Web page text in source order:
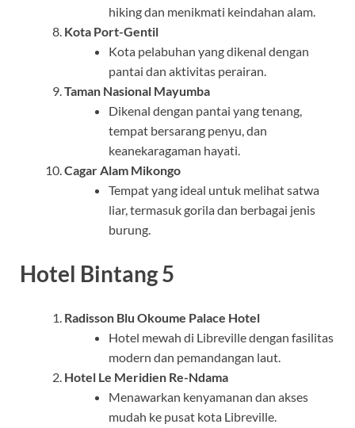
hiking dan menikmati keindahan alam.
Kota Port-Gentil
Kota pelabuhan yang dikenal dengan
pantai dan aktivitas perairan.
Taman Nasional Mayumba
Dikenal dengan pantai yang tenang,
tempat bersarang penyu, dan
keanekaragaman hayati.
Cagar Alam Mikongo
Tempat yang ideal untuk melihat satwa
liar, termasuk gorila dan berbagai jenis
burung.
Hotel Bintang 5
Radisson Blu Okoume Palace Hotel
Hotel mewah di Libreville dengan fasilitas
modern dan pemandangan laut.
Hotel Le Meridien Re-Ndama
Menawarkan kenyamanan dan akses
mudah ke pusat kota Libreville.